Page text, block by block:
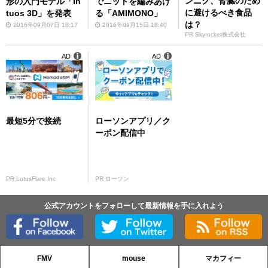
tuos 3D」を発表
2016年09月07日 18:17
る「AMIMONO」
2016年09月15日 18:40
に避けるべき食品
は？
PR Skyrocket株式会社
最短5分で接続
PR LotusFlare Inc
AD
ローソンアプリ／ク
ーポン配信中
PR ローソン
AD
公式アカウントをフォローして最新情報を手に入れよう
FMV mouse マカフィー